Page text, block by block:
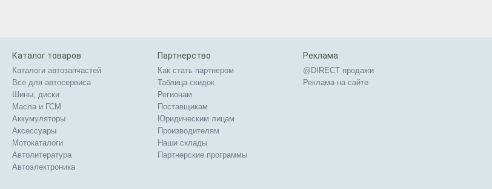
Каталог товаров
Каталоги автозапчастей
Все для автосервиса
Шины, диски
Масла и ГСМ
Аккумуляторы
Аксессуары
Мотокаталоги
Автолитература
Автоэлектроника
Партнерство
Как стать партнером
Таблица скидок
Регионам
Поставщикам
Юридическим лицам
Производителям
Наши склады
Партнерские программы
Реклама
@DIRECT продажи
Реклама на сайте